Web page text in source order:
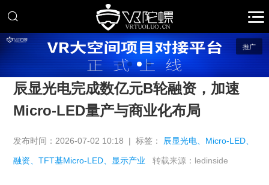
推广
辰显光电完成数亿元B轮融资，加速
Micro-LED量产与商业化布局
发布时间：2026-07-02 10:18 | 标签： 辰显光电、Micro-LED、
融资、TFT基Micro-LED、显示产业 转载来源：ledinside